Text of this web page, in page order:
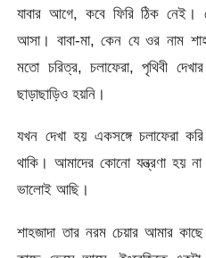
যাবার আগে, কবে ফিরি ঠিক নেই।
আসা। বাবা-মা, কেন যে ওর নাম
মতো চরিত্র, চলাফেরা, পৃথিবী
ছাড়াছাড়িও হয়নি।
যখন দেখা হয় একসঙ্গে চলাফেরা
থাকি। আমাদের কোনো যন্ত্রণা হয়
ভালোই আছি।
শাহজাদা তার নরম চেয়ার আমার